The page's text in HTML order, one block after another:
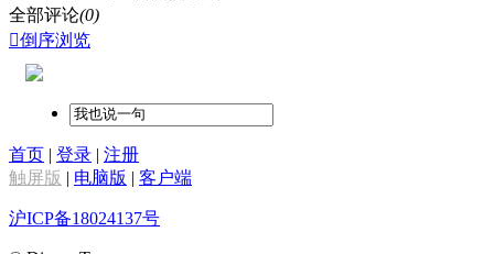
全部评论(0)
倒序浏览
首页 | 登录 | 注册
触屏版 | 电脑版 | 客户端
沪ICP备18024137号